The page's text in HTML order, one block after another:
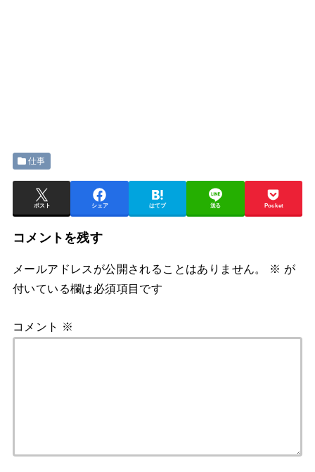
仕事
ポスト シェア はてブ 送る Pocket
コメントを残す
メールアドレスが公開されることはありません。 ※ が
付いている欄は必須項目です
コメント ※